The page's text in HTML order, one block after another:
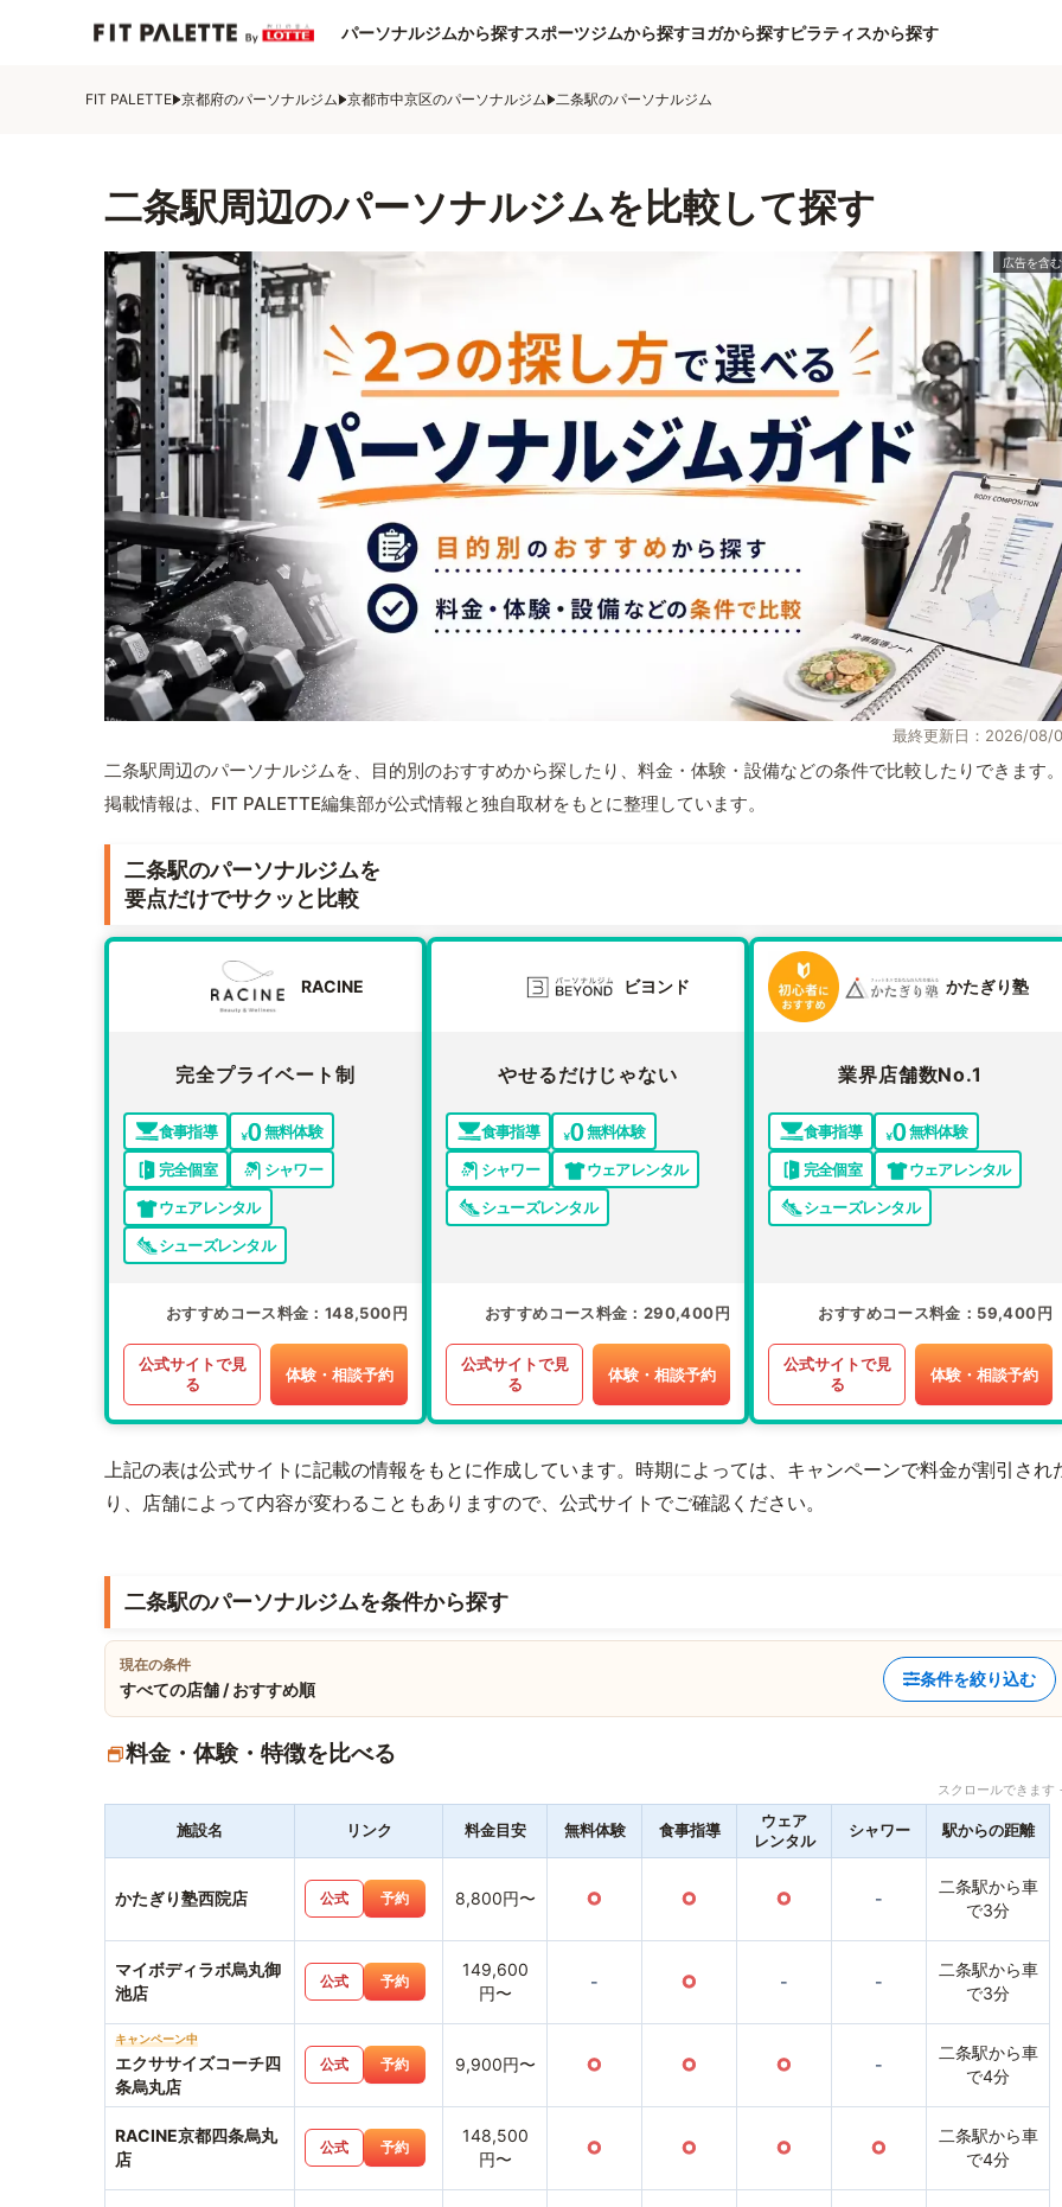
パーソナルジムから探すスポーツジムから探すヨガから探すピラティスから探す
FIT PALETTE 京都府のパーソナルジム 京都市中京区のパーソナルジム 二条駅のパーソナルジム
二条駅周辺のパーソナルジムを比較して探す
最終更新日：2026/08/
二条駅周辺のパーソナルジムを、目的別のおすすめから探したり、料金・体験・設備などの条件で比較したりできます
掲載情報は、FIT PALETTE編集部が公式情報と独自取材をもとに整理しています。
二条駅のパーソナルジムを
要点だけでサクッと比較
RACINE
完全プライベート制
食事指導
無料体験
完全個室
シャワー
ウェアレンタル
シューズレンタル
おすすめコース料金 148,500円
公式サイトで見
る
体験・相談予約
ビヨンド
やせるだけじゃない
食事指導
無料体験
シャワー
ウェアレンタル
シューズレンタル
おすすめコース料金 290,400円
公式サイトで見
る
体験・相談予約
かたぎり塾
業界店舗数No.1
食事指導
無料体験
完全個室
ウェアレンタル
シューズレンタル
おすすめコース料金 59,400円
公式サイトで見
る
体験・相談予約
上記の表は公式サイトに記載の情報をもとに作成しています。時期によっては、キャンペーンで料金が割引され
り、店舗によって内容が変わることもありますので、公式サイトでご確認ください。
二条駅のパーソナルジムを条件から探す
現在の条件
すべての店舗 / おすすめ順
条件を絞り込む
料金・体験・特徴を比べる
スクロールできま
施設名 リンク 料金目安 無料体験 食事指導
ウェア
レンタル
シャワー 駅からの距離
かたぎり塾西院店 公式 予約 8,800円〜 ○ ○ ○ -
二条駅から車
で3分
マイボディラボ烏丸御
池店
公式 予約
149,600
円〜
- ○ - -
二条駅から車
で3分
キャンペーン中
エクササイズコーチ四
条烏丸店
公式 予約 9,900円〜 ○ ○ ○ -
二条駅から車
で4分
RACINE京都四条烏丸
店
公式 予約
148,500
円〜
○ ○ ○ ○
二条駅から車
で4分